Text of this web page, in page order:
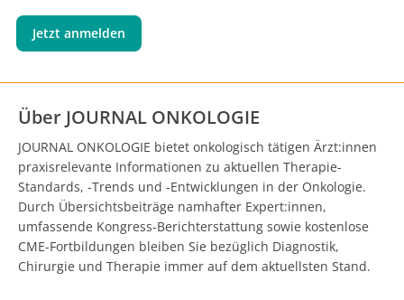
Jetzt anmelden
Über JOURNAL ONKOLOGIE
JOURNAL ONKOLOGIE bietet onkologisch tätigen Ärzt:innen
praxisrelevante Informationen zu aktuellen Therapie-
Standards, -Trends und -Entwicklungen in der Onkologie.
Durch Übersichtsbeiträge namhafter Expert:innen,
umfassende Kongress-Berichterstattung sowie kostenlose
CME-Fortbildungen bleiben Sie bezüglich Diagnostik,
Chirurgie und Therapie immer auf dem aktuellsten Stand.